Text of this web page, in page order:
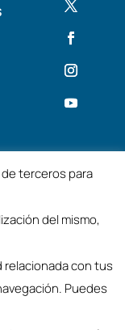
de Málaga
terceros para
del mismo,
con tus
Puedes